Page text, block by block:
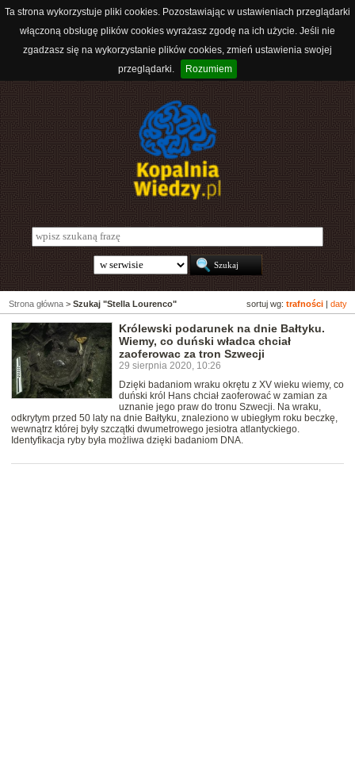
Ta strona wykorzystuje pliki cookies. Pozostawiając w ustawieniach przeglądarki
włączoną obsługę plików cookies wyrażasz zgodę na ich użycie. Jeśli nie
zgadzasz się na wykorzystanie plików cookies, zmień ustawienia swojej
przeglądarki.
Rozumiem
sortuj wg: trafności daty
Strona główna > Szukaj "Stella Lourenco"
Królewski podarunek na dnie Bałtyku.
Wiemy, co duński władca chciał
zaoferowac za tron Szwecji
29 sierpnia 2020, 10:26
Dzięki badaniom wraku okrętu z XV wieku wiemy, co
duński król Hans chciał zaoferować w zamian za
uznanie jego praw do tronu Szwecji. Na wraku,
odkrytym przed 50 laty na dnie Bałtyku, znaleziono w ubiegłym roku beczkę,
wewnątrz której były szczątki dwumetrowego jesiotra atlantyckiego.
Identyfikacja ryby była możliwa dzięki badaniom DNA.